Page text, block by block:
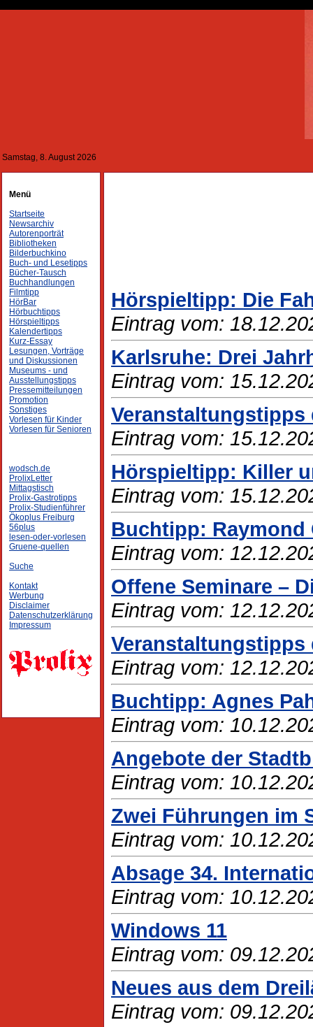
Samstag, 8. August 2026
Menü
Startseite
Newsarchiv
Autorenporträt
Bibliotheken
Bilderbuchkino
Buch- und Lesetipps
Bücher-Tausch
Buchhandlungen
Filmtipp
HörBar
Hörbuchtipps
Hörspieltipps
Kalendertipps
Kurz-Essay
Lesungen, Vorträge
und Diskussionen
Museums - und
Ausstellungstipps
Pressemitteilungen
Promotion
Sonstiges
Vorlesen für Kinder
Vorlesen für Senioren
wodsch.de
ProlixLetter
Mittagstisch
Prolix-Gastrotipps
Prolix-Studienführer
Ökoplus Freiburg
56plus
lesen-oder-vorlesen
Gruene-quellen
Suche
Kontakt
Werbung
Disclaimer
Datenschutzerklärung
Impressum
Hörspieltipp: Die
Eintrag vom:
Karlsruhe: Drei
Eintrag vom:
Veranstaltungstipps
Eintrag vom:
Hörspieltipp: Killer
Eintrag vom:
Buchtipp: Raymond
Eintrag vom:
Offene Seminare –
Eintrag vom:
Veranstaltungstipps
Eintrag vom:
Buchtipp: Agnes
Eintrag vom:
Angebote der
Eintrag vom:
Zwei Führungen im
Eintrag vom:
Absage 34.
Eintrag vom:
Windows 11
Eintrag vom:
Neues aus dem
Eintrag vom: